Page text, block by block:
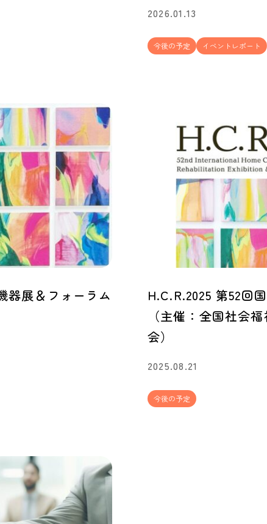
2026.01.13
今後の予定 イベントレポート
器展＆フォーラム
H.C.R.2025 第52回
（主催：全国社会
会）
2025.08.21
今後の予定